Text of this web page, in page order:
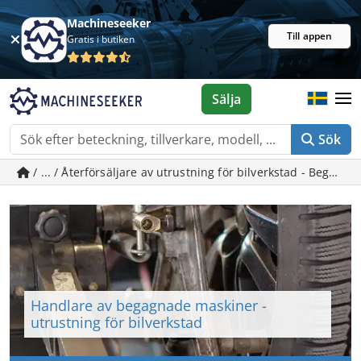
Machineseeker
Gratis i butiken Till appen
Sök
Sälja
/ ... / Återförsäljare av utrustning för bilverkstad -
Handlare av begagnade maskiner -
utrustning för bilverkstad